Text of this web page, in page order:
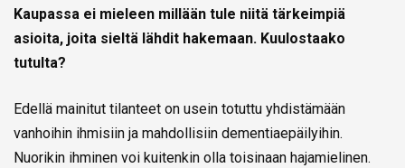
Kaupassa ei mieleen millään tule niitä tärkeimpiä
asioita, joita sieltä lähdit hakemaan. Kuulostaako
tutulta?
Edellä mainitut tilanteet on usein totuttu yhdistämään
vanhoihin ihmisiin ja mahdollisiin dementiaepäilyihin.
Nuorikin ihminen voi kuitenkin olla toisinaan hajamielinen.